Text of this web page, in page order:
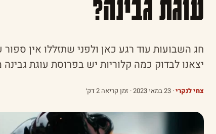
עוגת גבינה?
חג השבועות עוד רגע כאן ולפני שתזללו אין
יצאנו לבדוק כמה קלוריות יש בפרוסת עוגת
צחי לנקרי· 23 במאי 2023 · זמן קריאה 2 דק׳